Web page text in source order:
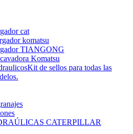
cat
komatsu
TIANGONG
Komatsu
Kit de sellos para todas las
CATERPILLAR